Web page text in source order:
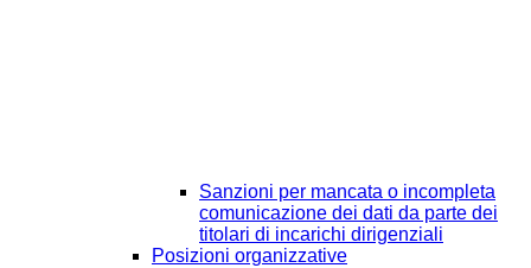
Sanzioni per mancata o incompleta
comunicazione dei dati da parte dei
titolari di incarichi dirigenziali
Posizioni organizzative